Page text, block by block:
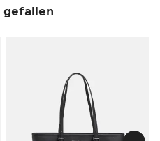
gefallen